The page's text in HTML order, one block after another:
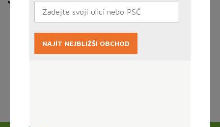
NAJÍT NEJBLIŽŠÍ OBCHOD